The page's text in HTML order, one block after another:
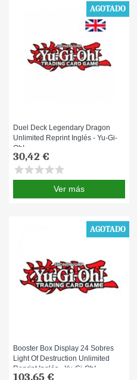
Duel Deck Legendary Dragon
Unlimited Reprint Inglés - Yu-Gi-
Oh!
30,42 €
starstarstarstarstar
Ver más
AGOTADO
Booster Box Display 24 Sobres
Light Of Destruction Unlimited
Reprint Inglés - Yu-Gi-Oh!
103,65 €
AGOTADO